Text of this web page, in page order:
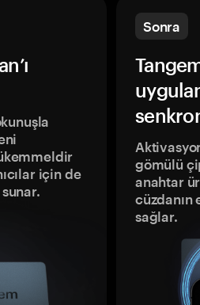
için de
Sonra
gömülü
anahtar
sağlar.